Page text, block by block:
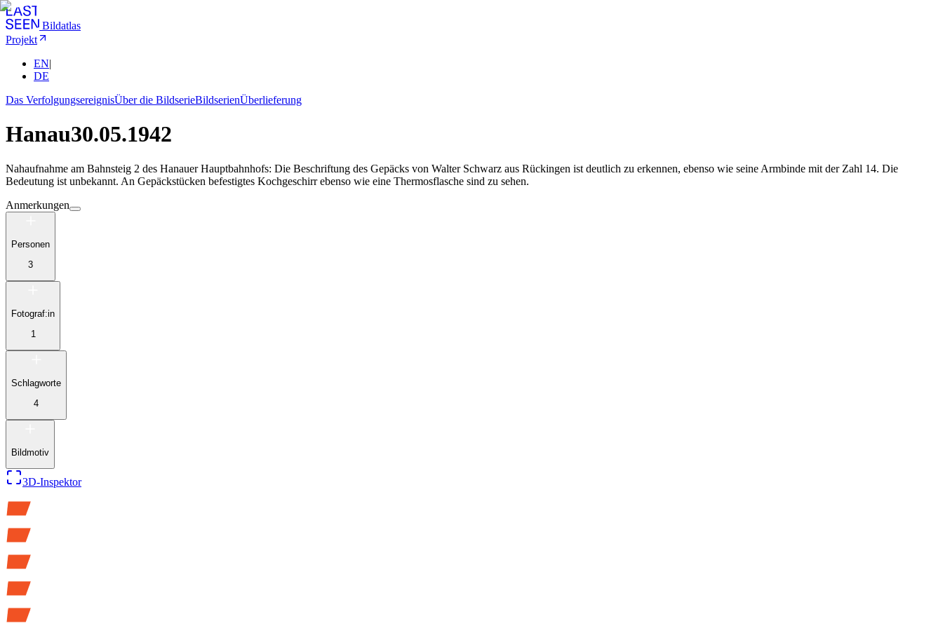
Bildatlas
Projekt
EN|
DE
Das VerfolgungsereignisÜber die BildserieBildserienÜberlieferung
Hanau30.05.1942
Nahaufnahme am Bahnsteig 2 des Hanauer Hauptbahnhofs: Die Beschriftung des Gepäcks von Walter Schwarz aus Rückingen ist deutlich zu erkennen, ebenso wie seine Armbinde mit der Zahl 14. Die
Bedeutung ist unbekannt. An Gepäckstücken befestigtes Kochgeschirr ebenso wie eine Thermosflasche sind zu sehen.
Anmerkungen
Personen
3
Fotograf:in
1
Schlagworte
4
Bildmotiv
3D-Inspektor